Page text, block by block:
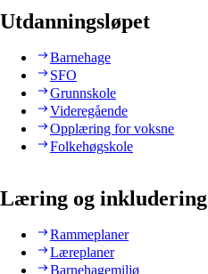
Utdanningsløpet
Barnehage
SFO
Grunnskole
Videregående
Opplæring for voksne
Folkehøgskole
Læring og inkludering
Rammeplaner
Læreplaner
Barnehagemiljø